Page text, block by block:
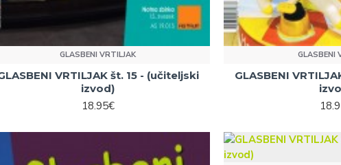
GLASBENI VRTILJAK
VRTILJAK št. 15 - (učiteljski
izvod)
18.95€
GLASBENI
GLASBENI